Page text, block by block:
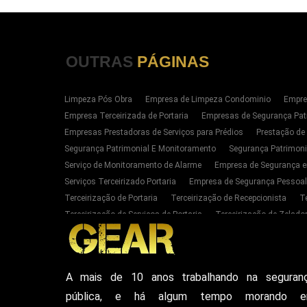
OUTRAS PÁGINAS
Limpeza Pós Obra Empresa de Limpeza Condominio
Empresa Terceirizada de Portaria
Empresas de Segurança
Empresas Prestadoras de Serviços para Prédios
Prestação
Segurança Patrimonial E Monitoramento
Segurança
Serviço de Monitoramento de Alarme
Empresa de Segurança
Serviços Terceirizado Portaria
Empresa de Segurança Pessoal
Terceirização de Portaria
Terceirização de Recepcionista
Terceirização de Serviços de Portaria
Terceirização de
Empresas de Portaria E Limpeza Sp Zona Oeste
Empresas
Serviços Terceirizado Portaria em SP
Segurança Patrimonial
Empresa De Seguranca Particular
Empresa De Seguranca
Seguranca Particular Armada
Seguranca Pessoal Privada
A mais de 10 anos trabalhando na
pública, e há algum tempo morando